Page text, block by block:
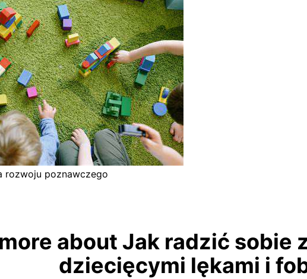
rozwoju poznawczego
about Jak radzić sobie
dziecięcymi lękami i